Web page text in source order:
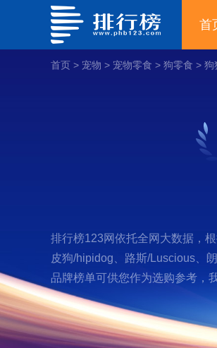
首
首页 > 宠物 > 宠物零食 > 狗零食 > 狗
排行榜123网依托全网大数据，
皮狗/hipidog、路斯/Luscious、
品牌榜单可供您作为选购参考，